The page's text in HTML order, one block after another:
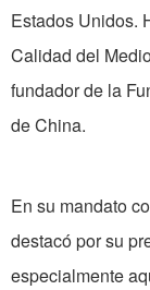
Estados Unidos.
Calidad del
fundador de la
de China.
En su mandato
destacó por su
especialmente